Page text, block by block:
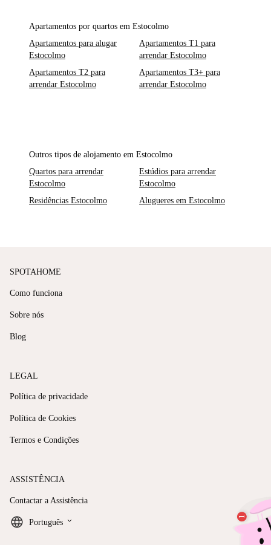
Apartamentos por quartos em Estocolmo
Apartamentos para alugar
Estocolmo
Apartamentos T1 para
arrendar Estocolmo
Apartamentos T2 para
arrendar Estocolmo
Apartamentos T3+ para
arrendar Estocolmo
Outros tipos de alojamento em Estocolmo
Quartos para arrendar
Estocolmo
Estúdios para arrendar
Estocolmo
Residências Estocolmo
Alugueres em Estocolmo
SPOTAHOME
Como funciona
Sobre nós
Blog
LEGAL
Política de privacidade
Política de Cookies
Termos e Condições
ASSISTÊNCIA
Contactar a Assistência
Português keyboard_arrow_down